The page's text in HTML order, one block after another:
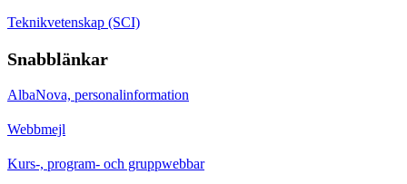
Teknikvetenskap (SCI)
Snabblänkar
AlbaNova, personalinformation
Webbmejl
Kurs-, program- och gruppwebbar